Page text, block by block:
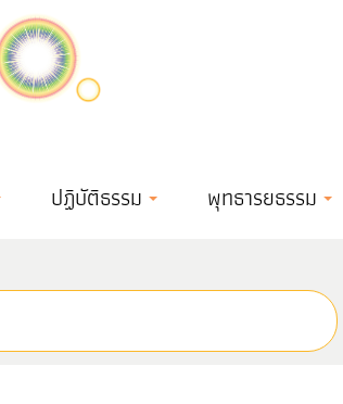
ปฏิบัติธรรม พุทธารยธรรม